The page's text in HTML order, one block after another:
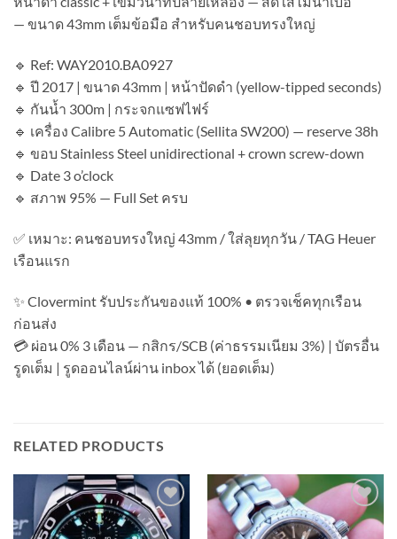
— ขนาด 43mm เต็มข้อมือ สำหรับคนชอบทรงใหญ่
🔹 Ref: WAY2010.BA0927
🔹 ปี 2017 | ขนาด 43mm | หน้าปัดดำ (yellow-tipped seconds)
🔹 กันน้ำ 300m | กระจกแซฟไฟร์
🔹 เครื่อง Calibre 5 Automatic (Sellita SW200) — reserve 38h
🔹 ขอบ Stainless Steel unidirectional + crown screw-down
🔹 Date 3 o’clock
🔹 สภาพ 95% — Full Set ครบ
✅ เหมาะ: คนชอบทรงใหญ่ 43mm / ใส่ลุยทุกวัน / TAG Heuer
เรือนแรก
✨ Clovermint รับประกันของแท้ 100% • ตรวจเช็คทุกเรือน
ก่อนส่ง
💳 ผ่อน 0% 3 เดือน — กสิกร/SCB (ค่าธรรมเนียม 3%) | บัตรอื่น
รูดเต็ม | รูดออนไลน์ผ่าน inbox ได้ (ยอดเต็ม)
RELATED PRODUCTS
Add to
Wishlist
Add to
Wishlist